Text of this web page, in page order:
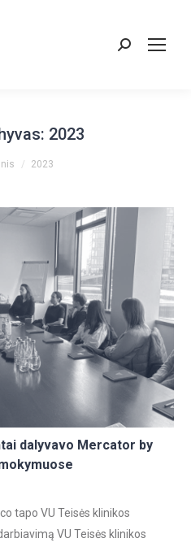
Paieška:
2023
here:
2023
dalyvavo Mercator by
tapo VU Teisės klinikos
VU Teisės klinikos